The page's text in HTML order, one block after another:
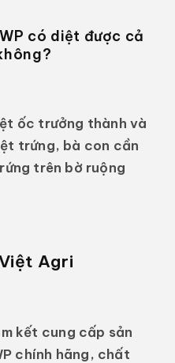
có diệt được cả
ốc trưởng thành và
trứng, bà con cần
trên bờ ruộng
Agri
kết cung cấp sản
chính hãng, chất